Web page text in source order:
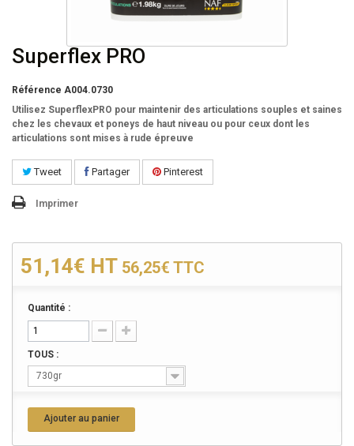
Superflex PRO
Référence A004.0730
Utilisez SuperflexPRO pour maintenir des articulations souples et saines
chez les chevaux et poneys de haut niveau ou pour ceux dont les
articulations sont mises à rude épreuve
Tweet Partager Pinterest
Imprimer
51,14€ HT 56,25€ TTC
Quantité :
TOUS :
730gr
Ajouter au panier